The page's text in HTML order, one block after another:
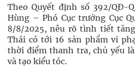
Theo Quyết định số 392/QĐ-
Hùng – Phó Cục trưởng Cục
8/8/2025, nêu rõ tình tiết
Thái có tới 16 sản phẩm vi
thời điểm thanh tra, chủ yếu
và tạo kiểu tóc.